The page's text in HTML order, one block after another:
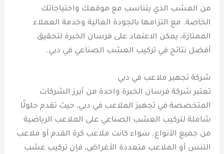
من العشب الذي يتناسب مع موقعك واحتياجاتك
الخاصة. مع التزامها بالجودة العالية وخدمة العملاء
الممتازة، يمكن الاعتماد على فرسان الخبرة لتحقيق
أفضل نتائج في تركيب العشب الصناعي في دبي.
شركة تجهيز ملاعب في دبي
تعتبر شركة فرسان الخبرة واحدة من أبرز الشركات
المتخصصة في تجهيز الملاعب في دبي، حيث تقدم حلولًا
شاملة لتركيب العشب الصناعي على الملاعب الرياضية
من جميع الأنواع. سواء كانت ملاعب كرة القدم أو ملاعب
التنس أو الملاعب متعددة الأغراض، فإن تركيب عشب